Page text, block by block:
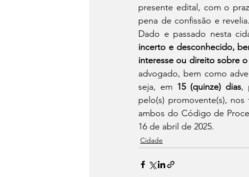
presente edital, com o
pena de confissão e
Dado e passado nesta
incerto e desconhecido,
interesse ou direito sobre
advogado, bem como
seja, em 15 (quinze) dias,
pelo(s) promovente(s),
ambos do Código de
16 de abril de 2025.
Cidade